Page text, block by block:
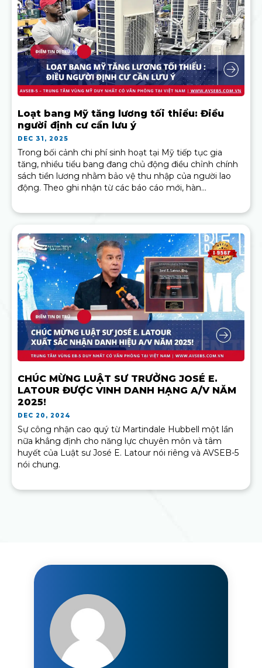
Loạt bang Mỹ tăng lương tối thiểu: Điều
người định cư cần lưu ý
DEC 31, 2025
Trong bối cảnh chi phí sinh hoạt tại Mỹ tiếp tục gia
tăng, nhiều tiểu bang đang chủ động điều chỉnh chính
sách tiền lương nhằm bảo vệ thu nhập của người lao
động. Theo ghi nhận từ các báo cáo mới, hàn...
CHÚC MỪNG LUẬT SƯ TRƯỞNG JOSÉ E.
LATOUR ĐƯỢC VINH DANH HẠNG A/V NĂM
2025!
DEC 20, 2024
Sự công nhận cao quý từ Martindale Hubbell một lần
nữa khẳng định cho năng lực chuyên môn và tâm
huyết của Luật sư José E. Latour nói riêng và AVSEB-5
nói chung.